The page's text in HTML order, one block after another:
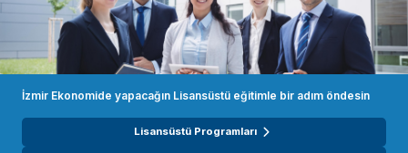
İzmir Ekonomide yapacağın Lisansüstü eğitimle bir adım öndesin
Lisansüstü Programları